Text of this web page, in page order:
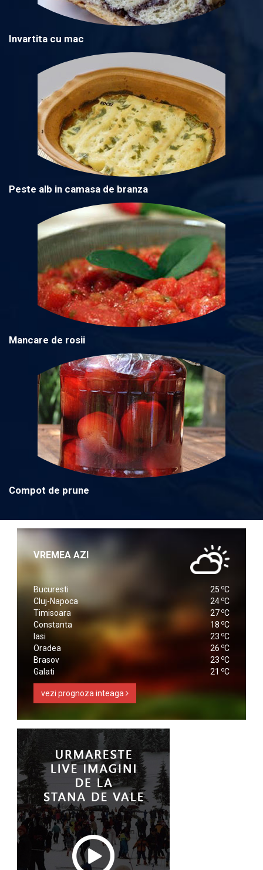
Invartita cu mac
Peste alb in camasa de branza
Mancare de rosii
Compot de prune
VREMEA AZI
Bucuresti 25 oC
Cluj-Napoca
24 oC
Timisoara
27 oC
Constanta
18 oC
Iasi
23 oC
Oradea
26 oC
Brasov
23 oC
Galati
21 oC
vezi prognoza inteaga